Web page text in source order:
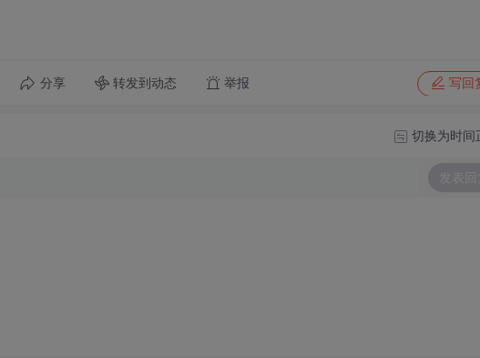
分享 转发到动态 举报 写回
切换为时间
发表回